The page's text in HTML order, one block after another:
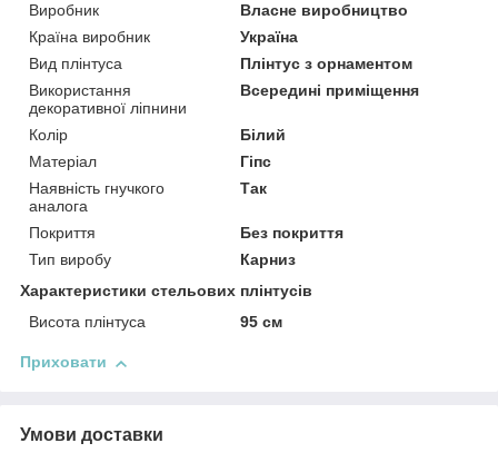
Виробник
Власне виробництво
Країна виробник
Україна
Вид плінтуса
Плінтус з орнаментом
Використання
декоративної ліпнини
Всередині приміщення
Колір
Білий
Матеріал
Гіпс
Наявність гнучкого
аналога
Так
Покриття
Без покриття
Тип виробу
Карниз
Характеристики стельових плінтусів
Висота плінтуса
95 см
Приховати
Умови доставки